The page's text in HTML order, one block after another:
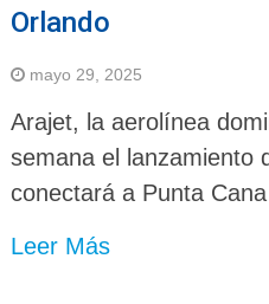
Orlando
mayo 29, 2025
Arajet, la aerolínea
semana el lanzamiento
conectará a Punta
Leer Más